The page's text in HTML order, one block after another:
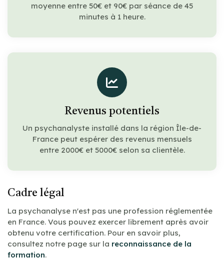
moyenne entre 50€ et 90€ par séance de 45
minutes à 1 heure.
Revenus potentiels
Un psychanalyste installé dans la région Île-de-
France peut espérer des revenus mensuels
entre 2000€ et 5000€ selon sa clientèle.
Cadre légal
La psychanalyse n'est pas une profession réglementée
en France. Vous pouvez exercer librement après avoir
obtenu votre certification. Pour en savoir plus,
consultez notre page sur la reconnaissance de la
formation.